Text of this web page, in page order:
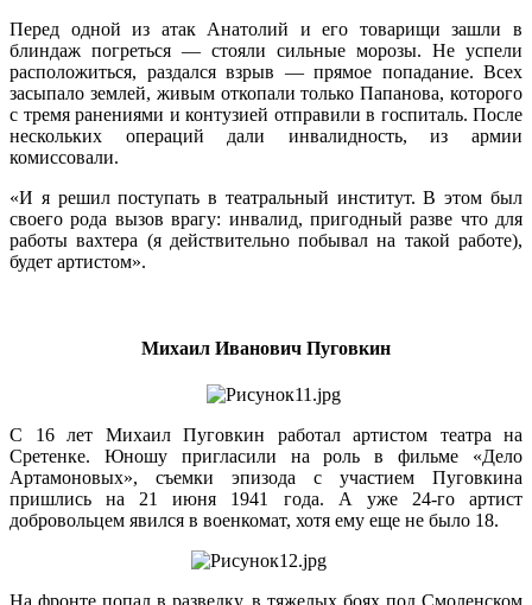
Перед одной из атак Анатолий и его товарищи зашли в
блиндаж погреться — стояли сильные морозы. Не успели
расположиться, раздался взрыв — прямое попадание. Всех
засыпало землей, живым откопали только Папанова, которого
с тремя ранениями и контузией отправили в госпиталь. После
нескольких операций дали инвалидность, из армии
комиссовали.
«И я решил поступать в театральный институт. В этом был
своего рода вызов врагу: инвалид, пригодный разве что для
работы вахтера (я действительно побывал на такой работе),
будет артистом».
Михаил Иванович Пуговкин
С 16 лет Михаил Пуговкин работал артистом театра на
Сретенке. Юношу пригласили на роль в фильме «Дело
Артамоновых», съемки эпизода с участием Пуговкина
пришлись на 21 июня 1941 года. А уже 24-го артист
добровольцем явился в военкомат, хотя ему еще не было 18.